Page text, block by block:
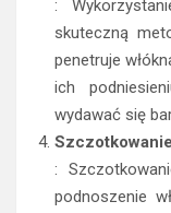
:
skuteczną
penetruje
ich
wydawać się
:
podnoszenie